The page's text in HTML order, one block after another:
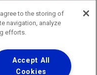
os Direitos Reservados.
to the storing of
navigation, analyze
efforts.
Accept All
Cookies